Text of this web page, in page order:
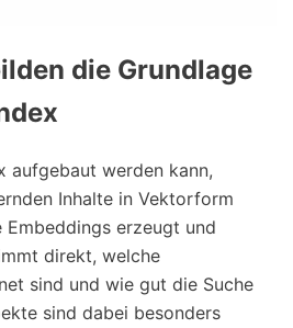
die Grundlage
aufgebaut werden kann,
Inhalte in Vektorform
erzeugt und
direkt, welche
sind und wie gut die Suche
sind dabei besonders